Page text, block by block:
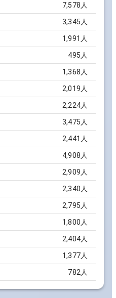
7,578 人
3,345 人
1,991 人
495 人
1,368 人
2,019 人
2,224人
3,475 人
2,441 人
4,908 人
2,909 人
2,340 人
2,795 人
1,800 人
2,404人
1,377人
782 人